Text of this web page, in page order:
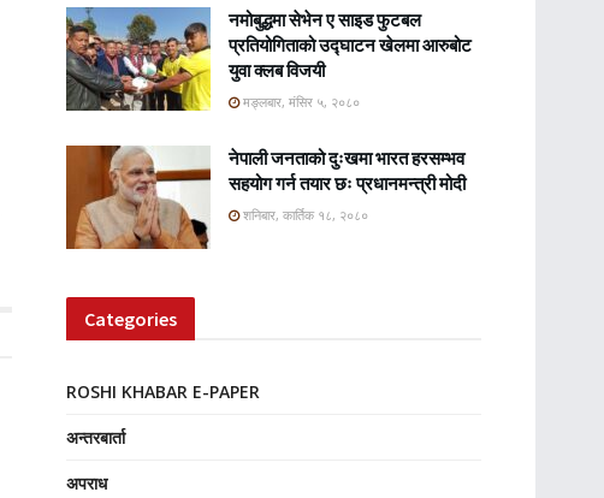
नमोबुद्धमा सेभेन ए साइड फुटबल
प्रतियोगिताको उद्घाटन खेलमा आरुबोट
युवा क्लब विजयी
मङ्लबार, मंसिर ५, २०८०
नेपाली जनताको दुःखमा भारत हरसम्भव
सहयोग गर्न तयार छः प्रधानमन्त्री मोदी
शनिबार, कार्तिक १८, २०८०
Categories
ROSHI KHABAR E-PAPER
अन्तरबार्ता
अपराध